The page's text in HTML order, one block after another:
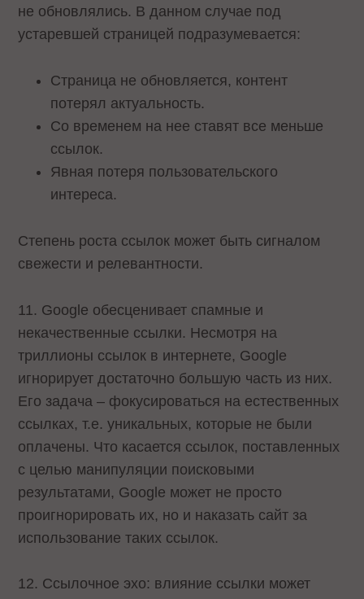
не обновлялись. В данном случае под
устаревшей страницей подразумевается:
Страница не обновляется, контент
потерял актуальность.
Со временем на нее ставят все меньше
ссылок.
Явная потеря пользовательского
интереса.
Степень роста ссылок может быть сигналом
свежести и релевантности.
11. Google обесценивает спамные и
некачественные ссылки. Несмотря на
триллионы ссылок в интернете, Google
игнорирует достаточно большую часть из них.
Его задача – фокусироваться на естественных
ссылках, т.е. уникальных, которые не были
оплачены. Что касается ссылок, поставленных
с целью манипуляции поисковыми
результатами, Google может не просто
проигнорировать их, но и наказать сайт за
использование таких ссылок.
12. Ссылочное эхо: влияние ссылки может